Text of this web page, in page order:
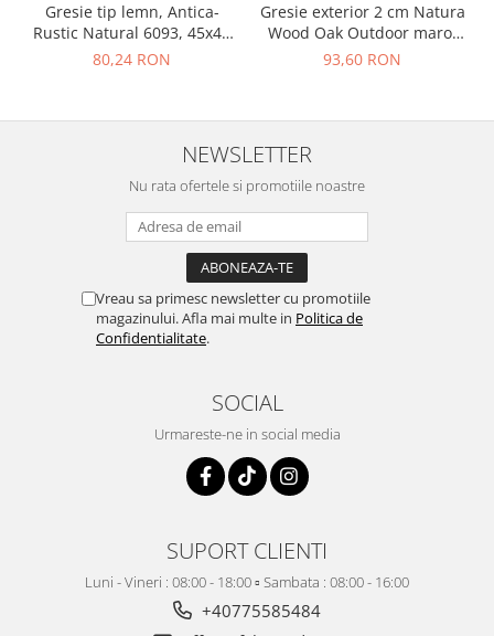
Gresie tip lemn, Antica-
Rustic Natural 6093, 45x45
cm, portelanata, bej, finisaj
80,24 RON
Gresie exterior 2 cm Natura
Wood Oak Outdoor maro,
0.73mp/cut
93,60 RON
NEWSLETTER
Nu rata ofertele si promotiile noastre
Vreau sa primesc newsletter cu promotiile
magazinului. Afla mai multe in Politica de
Confidentialitate.
SOCIAL
Urmareste-ne in social media
SUPORT CLIENTI
Luni - Vineri : 08:00 - 18:00 ▫️ Sambata : 08:00 - 16:00
+40775585484